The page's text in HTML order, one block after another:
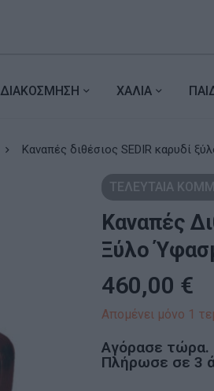
ΔΙΑΚΟΣΜΗΣΗ ΧΑΛΙΑ
Καναπές διθέσιος SEDIR καρυδί
ΤΕΛΕΥΤΑΙΑ
Καναπές
Ξύλο
460,00 €
Απομένει μόνο 1
Αγόρασε τώρα.
Πλήρωσε σε 3